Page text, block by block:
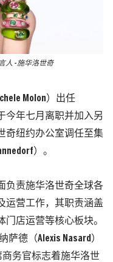
人 - 施华洛世奇
Molon）出任
今年七月离职并加入另
奇纽约办公室调任至集
）。
负责施华洛世奇全球各
运营工作，其职责涵盖
店运营等核心板块。
德（Alexis Nasard）
务官标志着施华洛世